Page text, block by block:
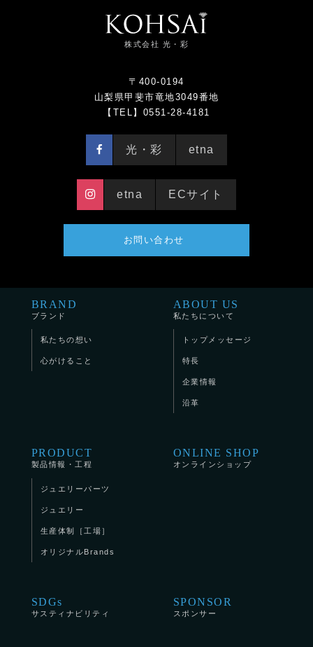
株式会社 光・彩
〒400-0194
山梨県甲斐市竜地3049番地
【TEL】0551-28-4181
光・彩 etna
etna ECサイト
お問い合わせ
BRAND
ブランド
私たちの想い
心がけること
ABOUT US
私たちについて
トップメッセージ
特長
企業情報
沿革
PRODUCT
製品情報・工程
ジュエリーパーツ
ジュエリー
生産体制［工場］
オリジナルBrands
ONLINE SHOP
オンラインショップ
SDGs
サスティナビリティ
SPONSOR
スポンサー